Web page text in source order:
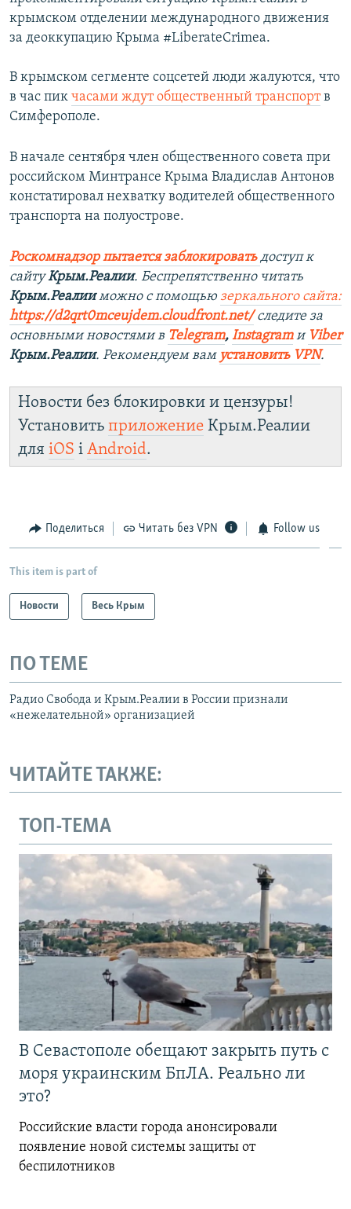
крымском отделении международного движения
за деоккупацию Крыма #LiberateCrimea.
В крымском сегменте соцсетей люди жалуются, что
в час пик часами ждут общественный транспортв
Симферополе.
В начале сентября член общественного совета при
российском Минтрансе Крыма Владислав Антонов
констатировал нехватку водителей общественного
транспорта на полуострове.
Роскомнадзор пытается заблокировать доступ к
сайтуКрым.Реалии. Беспрепятственно читать
Крым.Реалииможно с помощью зеркального сайта:
https://d2qrt0mceujdem.cloudfront.net/ следите за
основными новостями в Telegram, Instagramи Viber
Крым.Реалии. Рекомендуем вам установить VPN.
Новости без блокировки и цензуры!
Установить приложение Крым.Реалии
для iOS і Android.
Поделиться Читать без VPN Follow us
This item is part of
Новости Весь Крым
ПО ТЕМЕ
Радио Свобода и Крым.Реалии в России признали
«нежелательной» организацией
ЧИТАЙТЕ ТАКЖЕ:
ТОП-ТЕМА
В Севастополе обещают закрыть путь с
моря украинским БпЛА. Реально ли
это?
Российские власти города анонсировали
появление новой системы защиты от
беспилотников